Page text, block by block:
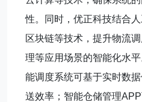
性。同时，优正科技结合人
区块链等技术，提升物流
理等应用场景的智能化水
能调度系统可基于实时数
送效率；智能仓储管理